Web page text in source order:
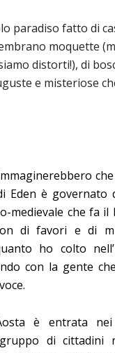
paradiso fatto di
moquette
distorti!), di
e misteriose
Eden è governato
medievale che fa il
di favori e di
ho colto
con la gente
è entrata
di cittadini